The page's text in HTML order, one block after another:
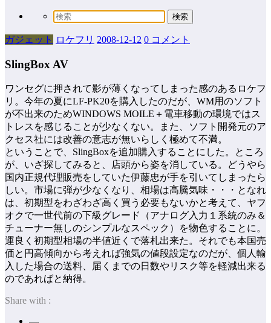
ガジェット ロケフリ 2008-12-12 0 コメント
SlingBox AV
ワンセグに押されて影が薄くなってしまった感のあるロケフ
リ。今年の夏にLF-PK20を購入したのだが、WM用のソフト
が不出来のためWINDOWS MOILE＋電車移動の環境ではス
トレスを感じることが少なくない。また、ソフト開発元のア
クセス社には改善の意志が無いらしく極めて不満。
ということで、SlingBoxを追加購入することにした。ところ
が、いざ探してみると、店頭から姿を消している。どうやら
国内正規代理販売をしていた伊藤忠が手を引いてしまったら
しい。市場に弾が少なくなり、相場は高騰気味・・・となれ
は、初期型をわざわざ高く買う必要もないかと考えて、ヤフ
オクで一世代前の下級グレード（アナログ入力１系統のみ＆
チューナー無しのシンプルなスペック）を物色することに。
運良く初期型相場の半値近くで落札出来た。それでも本国売
価と円高傾向から考えれば強気の値段設定なのだが、個人輸
入した場合の送料、届くまでの日数やリスク等を軽減出来る
のであればと納得。
Share with :